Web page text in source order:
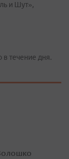
и Шут»,
в течение дня.